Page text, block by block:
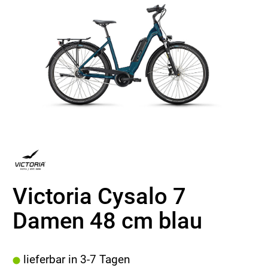
Victoria Cysalo 7
Damen 48 cm blau
lieferbar in 3-7 Tagen